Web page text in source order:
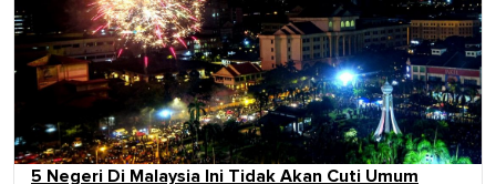
5 Negeri Di Malaysia Ini Tidak Akan Cuti Umum